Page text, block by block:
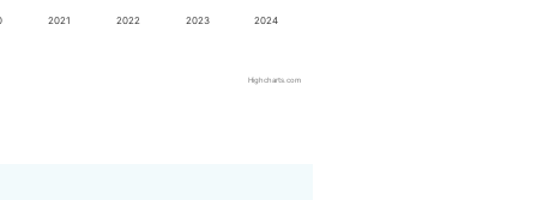
2021 2022 2023 2024
Highcharts.com